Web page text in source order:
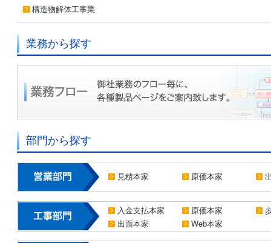
構造物解体工事業
業務から探す
部門から探す
見積本家 原価本家
入金支払本家 原価本家
出面本家
Web本家